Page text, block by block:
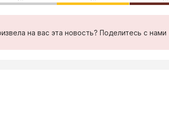
на вас эта новость? Поделитесь с нами